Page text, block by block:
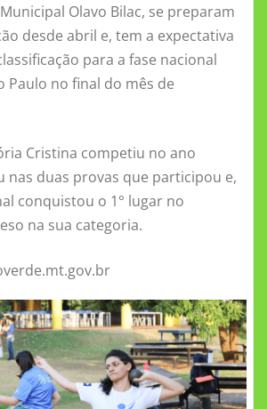
Olavo Bilac, se preparam
desde abril e, tem a expectativa
para a fase nacional
Paulo no final do mês de
Cristina competiu no ano
nas duas provas que participou e,
conquistou o 1° lugar no
na sua categoria.